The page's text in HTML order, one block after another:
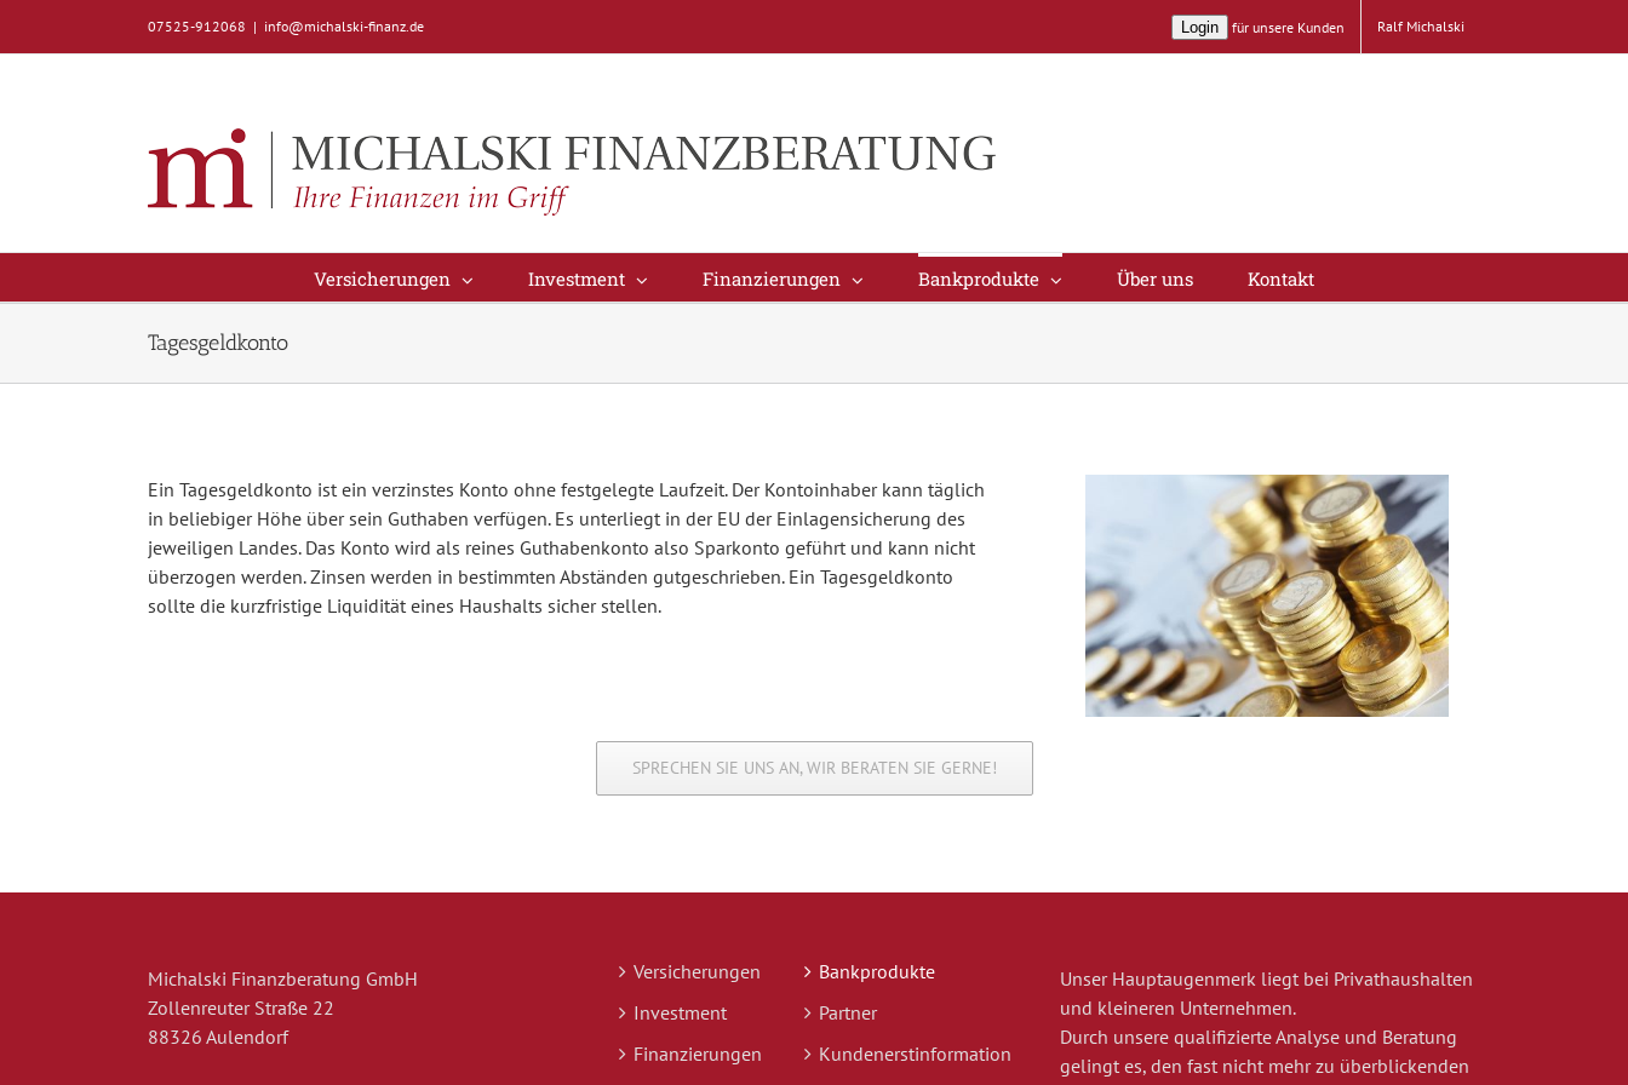
07525-912068 | info@michalski-finanz.de Login für unsere Kunden Ralf Michalski
Versicherungen Investment Finanzierungen Bankprodukte Über uns Kontakt
Tagesgeldkonto
Ein Tagesgeldkonto ist ein verzinstes Konto ohne festgelegte Laufzeit. Der Kontoinhaber kann täglich
in beliebiger Höhe über sein Guthaben verfügen. Es unterliegt in der EU der Einlagensicherung des
jeweiligen Landes. Das Konto wird als reines Guthabenkonto also Sparkonto geführt und kann nicht
überzogen werden. Zinsen werden in bestimmten Abständen gutgeschrieben. Ein Tagesgeldkonto
sollte die kurzfristige Liquidität eines Haushalts sicher stellen.
SPRECHEN SIE UNS AN, WIR BERATEN SIE GERNE!
Michalski Finanzberatung GmbH
Zollenreuter Straße 22
88326 Aulendorf
Versicherungen
Investment
Finanzierungen
Bankprodukte
Partner
Kundenerstinformation
Unser Hauptaugenmerk liegt bei Privathaushalten
und kleineren Unternehmen.
Durch unsere qualifizierte Analyse und Beratung
gelingt es, den fast nicht mehr zu überblickenden